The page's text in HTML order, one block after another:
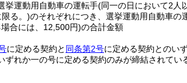
挙運動用自動車の運転手(同一の日において2人
る。)のそれぞれにつき、選挙運動用自動車の
合には、12,500円)の合計金額
に定める契約と 同条第2号に定める契約とのい
れか一の号に定める契約のみが締結されてい